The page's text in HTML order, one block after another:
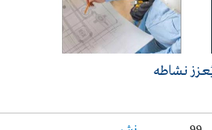
نـشاطه